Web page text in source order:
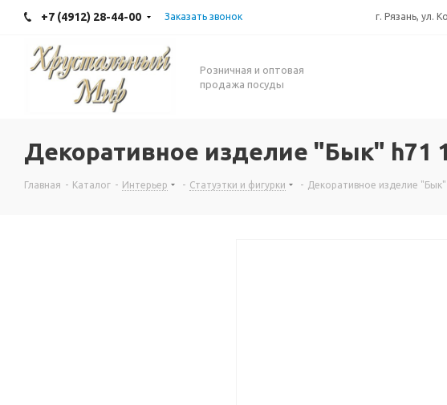
+7 (4912) 28-44-00 Заказать звонок г. Рязань, ул.
Розничная и оптовая
продажа посуды
Декоративное изделие "Бык" h71
Главная - Каталог - Интерьер - Статуэтки и фигурки - Декоративное изделие